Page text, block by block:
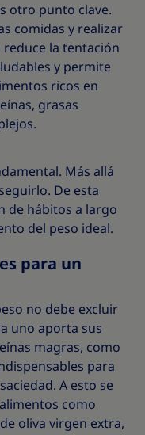
otro punto clave.
comidas y realizar
la tentación
y permite
ricos en
grasas
Más allá
De esta
de hábitos a largo
del peso ideal.
para un
no debe excluir
uno aporta sus
magras, como
para
A esto se
como
oliva virgen extra,